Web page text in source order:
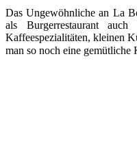
Das Ungewöhnliche an La
als Burgerrestaurant
Kaffeespezialitäten, kleinen
man so noch eine gemütliche